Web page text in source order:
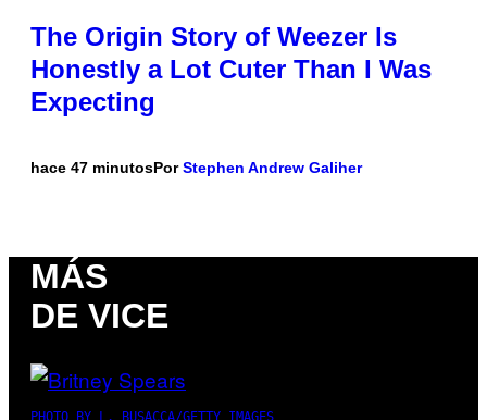
The Origin Story of Weezer Is
Honestly a Lot Cuter Than I Was
Expecting
hace 47 minutosPorStephen Andrew Galiher
MÁS
DE VICE
PHOTO BY L. BUSACCA/GETTY IMAGES